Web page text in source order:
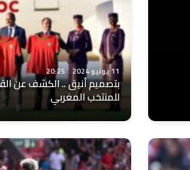
11 يونيو 2024 20:25
بتصميم أنيق .. الكشف عن
للمنتخب المغربي